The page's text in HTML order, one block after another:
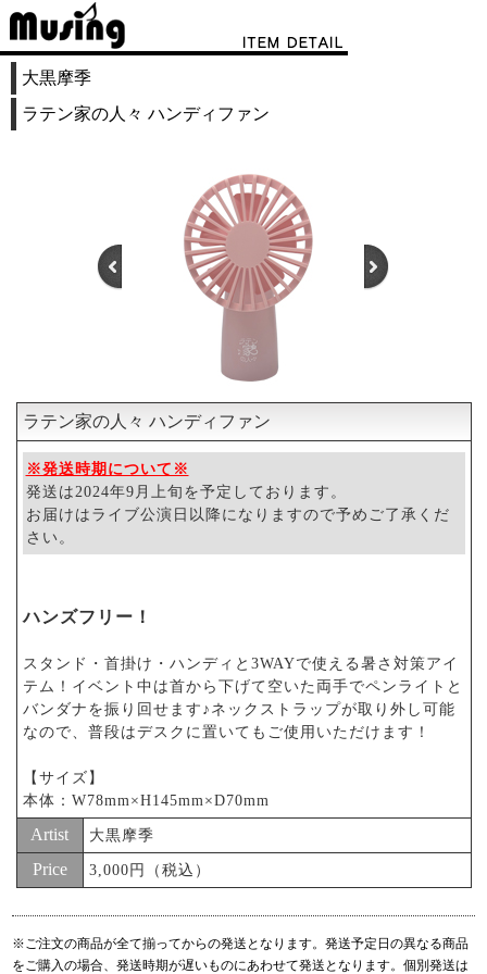
大黒摩季
ラテン家の人々 ハンディファン
2 4
ラテン家の人々 ハンディファン
※発送時期について※
発送は2024年9月上旬を予定しております。
お届けはライブ公演日以降になりますので予めご了承くだ
さい。
ハンズフリー！
スタンド・首掛け・ハンディと3WAYで使える暑さ対策アイ
テム！イベント中は首から下げて空いた両手でペンライトと
バンダナを振り回せます♪ネックストラップが取り外し可能
なので、普段はデスクに置いてもご使用いただけます！
【サイズ】
本体：W78mm×H145mm×D70mm
Artist 大黒摩季
Price 3,000円（税込）
※ご注文の商品が全て揃ってからの発送となります。発送予定日の異なる商品
をご購入の場合、発送時期が遅いものにあわせて発送となります。個別発送は